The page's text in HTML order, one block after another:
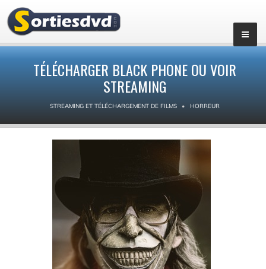
TÉLÉCHARGER BLACK PHONE OU VOIR
STREAMING
STREAMING ET TÉLÉCHARGEMENT DE FILMS HORREUR